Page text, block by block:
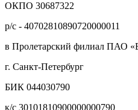
ОКПО 30687322
р/с - 40702810890720000011
в Пролетарский филиал ПАО
г. Санкт-Петербург
БИК 044030790
к/с 30101810900000000790